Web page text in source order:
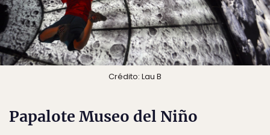
Crédito: Lau B
Papalote Museo del Niño